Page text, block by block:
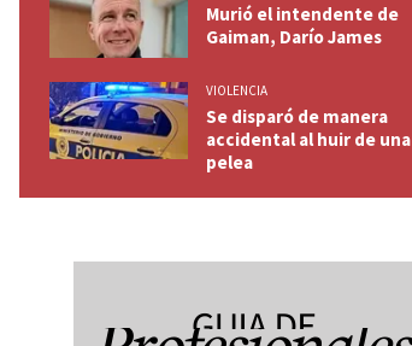
Murió el intendente de
Gaiman, Darío James
VIOLENCIA
Se disparó de manera
accidental al huir de una
pelea